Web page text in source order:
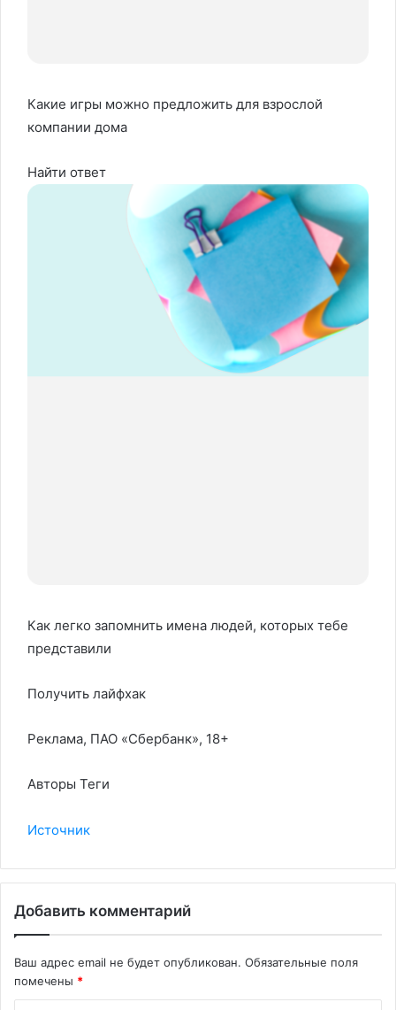
Какие игры можно предложить для взрослой
компании дома
Найти ответ
Как легко запомнить имена людей, которых тебе
представили
Получить лайфхак
Реклама, ПАО «Сбербанк», 18+
Авторы Теги
Источник
Добавить комментарий
Ваш адрес email не будет опубликован. Обязательные поля
помечены *